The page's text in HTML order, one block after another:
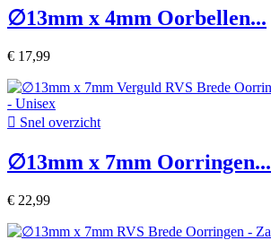
∅13mm x 4mm Oorbellen...
€ 17,99
 Snel overzicht
∅13mm x 7mm Oorringen...
€ 22,99